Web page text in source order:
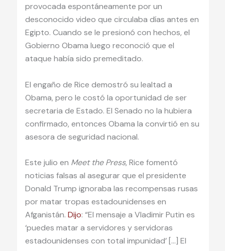
provocada espontáneamente por un
desconocido video que circulaba días antes en
Egipto. Cuando se le presionó con hechos, el
Gobierno Obama luego reconoció que el
ataque había sido premeditado.
El engaño de Rice demostró su lealtad a
Obama, pero le costó la oportunidad de ser
secretaria de Estado. El Senado no la hubiera
confirmado, entonces Obama la convirtió en su
asesora de seguridad nacional.
Este julio en Meet the Press, Rice fomentó
noticias falsas al asegurar que el presidente
Donald Trump ignoraba las recompensas rusas
por matar tropas estadounidenses en
Afganistán. Dijo: “El mensaje a Vladimir Putin es
‘puedes matar a servidores y servidoras
estadounidenses con total impunidad’ […] El